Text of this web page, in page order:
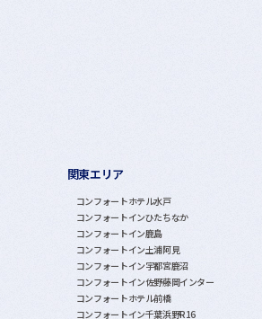
関東エリア
コンフォートホテル水戸
コンフォートインひたちなか
コンフォートイン鹿島
コンフォートイン土浦阿見
コンフォートイン宇都宮鹿沼
コンフォートイン佐野藤岡インター
コンフォートホテル前橋
コンフォートイン千葉浜野R16